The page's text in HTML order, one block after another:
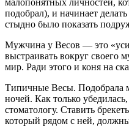
подобрал), и начинает
стыдно было показать
Мужчина у Весов — это
выстраивать вокруг
мир. Ради этого и коня на
Типичные Весы. Подобрала
ночей. Как только
стоматологу. Ставить
который рядом с ней,